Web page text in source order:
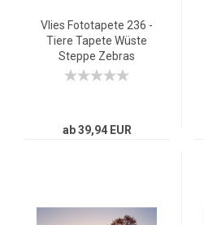
Vlies Fototapete 236 -
Tiere Tapete Wüste
Steppe Zebras
Sonnenaufgang Natur
ab 39,94 EUR